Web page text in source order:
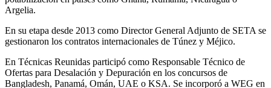
Argelia.
En su etapa desde 2013 como Director General Adjunto de SETA se
gestionaron los contratos internacionales de Túnez y Méjico.
En Técnicas Reunidas participó como Responsable Técnico de
Ofertas para Desalación y Depuración en los concursos de
Bangladesh, Panamá, Omán, UAE o KSA. Se incorporó a WEG en